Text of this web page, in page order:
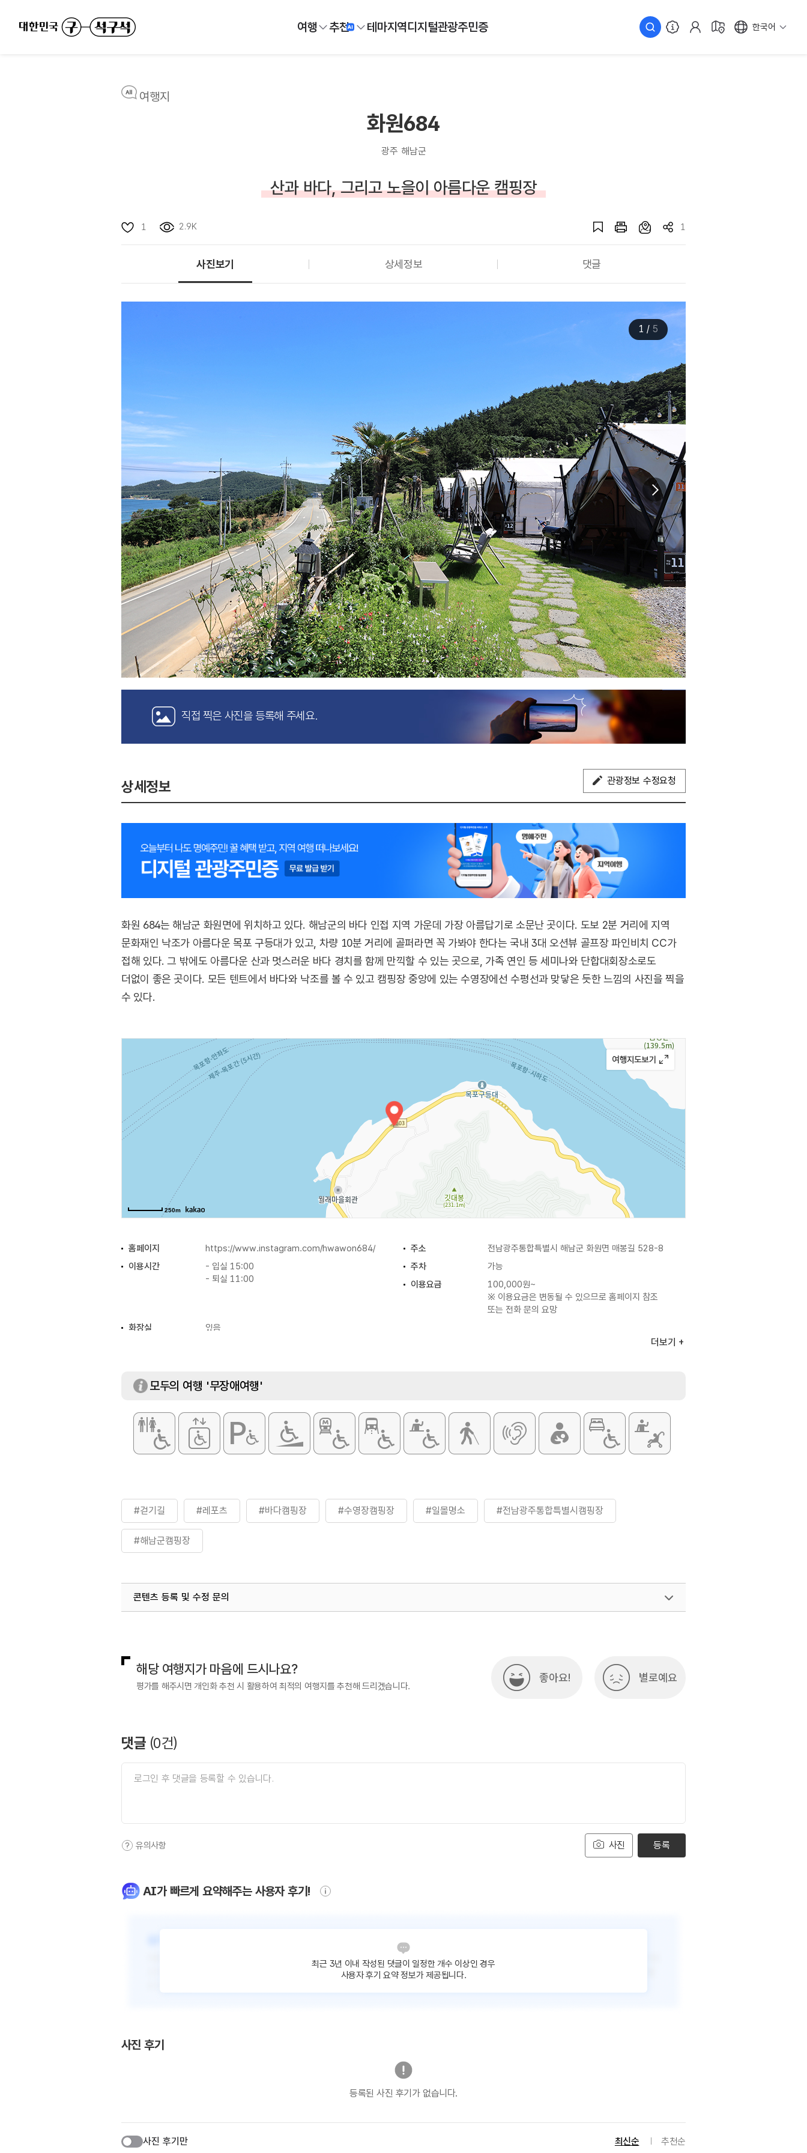
여행 추천 테마지역디지털관광주민증 한국어
여행지
화원684
광주 해남군
산과 바다, 그리고 노을이 아름다운 캠핑장
1 2.9K 1
사진보기 상세정보 댓글
1 / 5
직접 찍은 사진을 등록해 주세요.
상세정보 관광정보 수정요청
화원 684는 해남군 화원면에 위치하고 있다. 해남군의 바다 인접 지역 가운데 가장 아름답기로 소문난 곳이다. 도보 2분 거리에 지역
문화재인 낙조가 아름다운 목포 구등대가 있고, 차량 10분 거리에 골퍼라면 꼭 가봐야 한다는 국내 3대 오션뷰 골프장 파인비치 CC가
접해 있다. 그 밖에도 아름다운 산과 멋스러운 바다 경치를 함께 만끽할 수 있는 곳으로, 가족 연인 등 세미나와 단합대회장소로도
더없이 좋은 곳이다. 모든 텐트에서 바다와 낙조를 볼 수 있고 캠핑장 중앙에 있는 수영장에선 수평선과 맞닿은 듯한 느낌의 사진을 찍을
수 있다.
250m
홈페이지 https://www.instagram.com/hwawon684/ 주소
전남광주통합특별시 해남군 화원면 매봉길 528-8
이용시간
- 입실 15:00
- 퇴실 11:00
주차
가능
이용요금
100,000원~
※ 이용요금은 변동될 수 있으므로 홈페이지 참조
또는 전화 문의 요망
화장실
있음
더보기
모두의 여행 '무장애여행'
#걷기길 #레포츠 #바다캠핑장 #수영장캠핑장 #일몰명소 #전남광주통합특별시캠핑장
#해남군캠핑장
콘텐츠 등록 및 수정 문의
해당 여행지가 마음에 드시나요?
평가를 해주시면 개인화 추천 시 활용하여 최적의 여행지를 추천해 드리겠습니다.
좋아요! 별로예요
댓글 (0건)
사진
유의사항 등록
AI가 빠르게 요약해주는 사용자 후기!
최근 3년 이내 작성된 댓글이 일정한 개수 이상인 경우
사용자 후기 요약 정보가 제공됩니다.
사진 후기
등록된 사진 후기가 없습니다.
사진 후기만 최신순 추천순